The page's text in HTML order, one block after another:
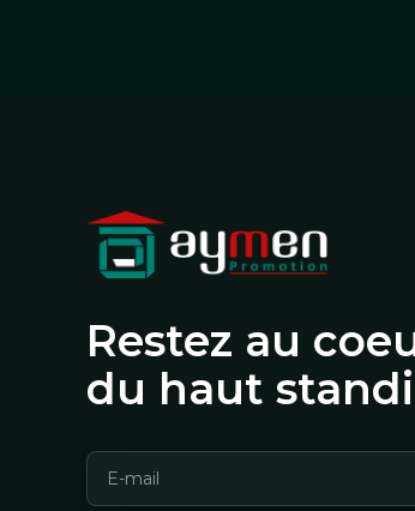
Restez au
du haut